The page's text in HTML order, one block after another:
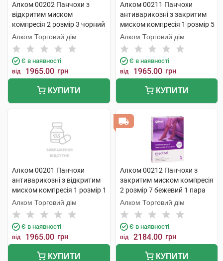
Алком 00202 Панчохи з
відкритим миском
компресія 2 розмір 3 чорний
1 пара
Алком Торговий дім
Є в наявності
від 1965.00 грн
КУПИТИ
Алком 00211 Панчохи
антиварикозні з закритим
миском компресія 1 розмір 5
чорний 1 пара
Алком Торговий дім
Є в наявності
від 1965.00 грн
КУПИТИ
Алком 00201 Панчохи
антиварикозні з відкритим
миском компресія 1 розмір 1
1 шт
Алком Торговий дім
Є в наявності
від 1965.00 грн
КУПИТИ
Алком 00212 Панчохи з
закритим миском компресія
2 розмір 7 бежевий 1 пара
Алком Торговий дім
Є в наявності
від 2184.00 грн
КУПИТИ